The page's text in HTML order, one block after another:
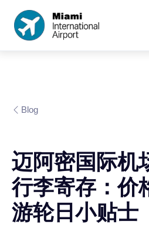
Blog
迈阿密国际机
行李寄存：价
游轮日小贴士